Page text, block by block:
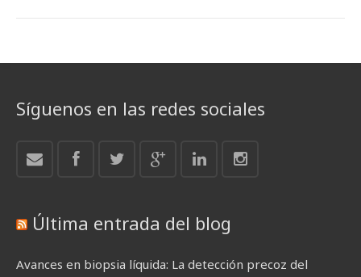
Síguenos en las redes sociales
Última entrada del blog
Avances en biopsia líquida: La detección precoz del